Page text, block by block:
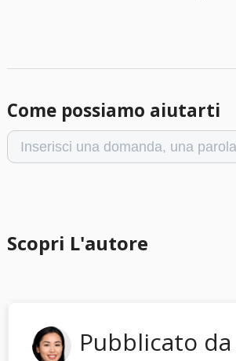
Come possiamo aiutarti
Scopri L'autore
Pubblicato da